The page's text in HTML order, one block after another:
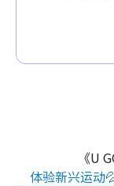
《U
体验新兴运动